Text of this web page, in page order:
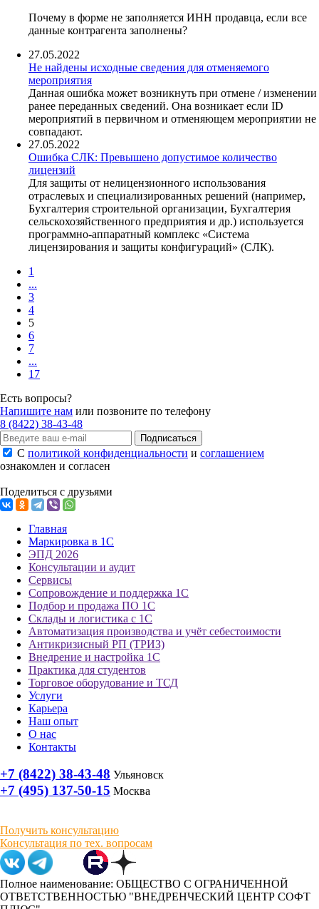
Почему в форме не заполняется ИНН продавца, если все
данные контрагента заполнены?
27.05.2022
Не найдены исходные сведения для отменяемого
мероприятия
Данная ошибка может возникнуть при отмене / изменении
ранее переданных сведений. Она возникает если ID
мероприятий в первичном и отменяющем мероприятии не
совпадают.
27.05.2022
Ошибка СЛК: Превышено допустимое количество
лицензий
Для защиты от нелицензионного использования
отраслевых и специализированных решений (например,
Бухгалтерия строительной организации, Бухгалтерия
сельскохозяйственного предприятия и др.) используется
программно-аппаратный комплекс «Система
лицензирования и защиты конфигураций» (СЛК).
1
...
3
4
5
6
7
...
17
Есть вопросы?
Напишите нам или позвоните по телефону
8 (8422) 38-43-48
Подписаться
С политикой конфиденциальности и соглашением
ознакомлен и согласен
Поделиться с друзьями
Главная
Маркировка в 1С
ЭПД 2026
Консультации и аудит
Сервисы
Сопровождение и поддержка 1С
Подбор и продажа ПО 1С
Склады и логистика с 1С
Автоматизация производства и учёт себестоимости
Антикризисный РП (ТРИЗ)
Внедрение и настройка 1С
Практика для студентов
Торговое оборудование и ТСД
Услуги
Карьера
Наш опыт
О нас
Контакты
+7 (8422) 38-43-48 Ульяновск
+7 (495) 137-50-15 Москва
Получить консультацию
Консультация по тех. вопросам
Полное наименование: ОБЩЕСТВО С ОГРАНИЧЕННОЙ
ОТВЕТСТВЕННОСТЬЮ "ВНЕДРЕНЧЕСКИЙ ЦЕНТР СОФТ